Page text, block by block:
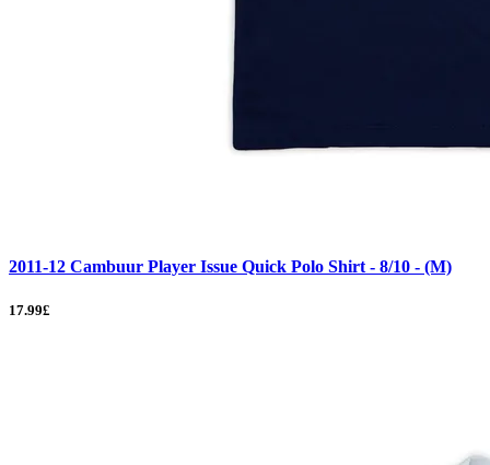
2011-12 Cambuur Player Issue Quick Polo Shirt - 8/10 - (M)
17.99£